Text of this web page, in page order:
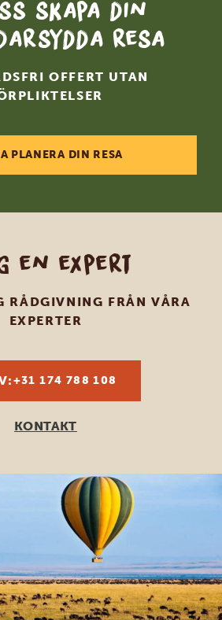
skapa din
resa
OFFERT UTAN
PLANERA DIN RESA
en expert
RÅDGIVNING FRÅN VÅRA
EXPERTER
+31 174 788 108
KONTAKT